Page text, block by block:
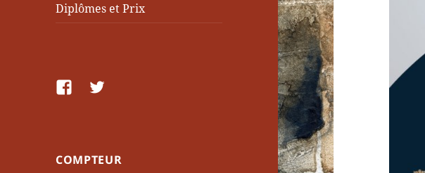
Diplômes et Prix
facebookTwitter
COMPTEUR